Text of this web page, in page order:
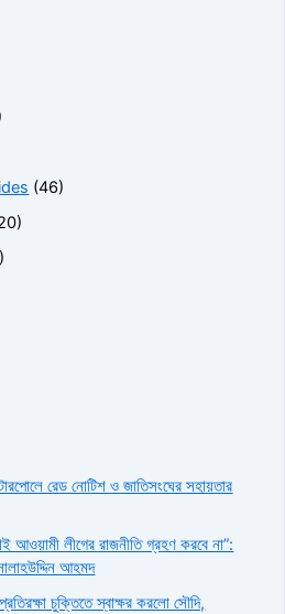
(46)
রেড নোটিশ ও জাতিসংঘের সহায়তার
আওয়ামী লীগের রাজনীতি গ্রহণ করবে না”:
সালাহউদ্দিন আহমদ
চুক্তিতে স্বাক্ষর করলো সৌদি,